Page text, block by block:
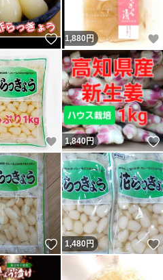
いいね！
1,880円
いいね！
1,840円
いいね！
1,480円